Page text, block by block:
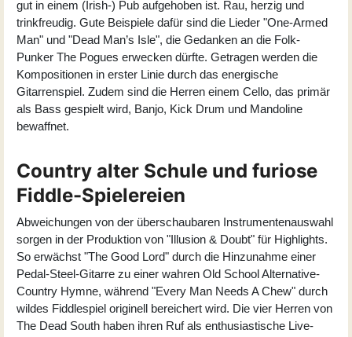
gut in einem (Irish-) Pub aufgehoben ist. Rau, herzig und
trinkfreudig. Gute Beispiele dafür sind die Lieder "One-Armed
Man" und "Dead Man’s Isle", die Gedanken an die Folk-
Punker The Pogues erwecken dürfte. Getragen werden die
Kompositionen in erster Linie durch das energische
Gitarrenspiel. Zudem sind die Herren einem Cello, das primär
als Bass gespielt wird, Banjo, Kick Drum und Mandoline
bewaffnet.
Country alter Schule und furiose
Fiddle-Spielereien
Abweichungen von der überschaubaren Instrumentenauswahl
sorgen in der Produktion von "Illusion & Doubt" für Highlights.
So erwächst "The Good Lord" durch die Hinzunahme einer
Pedal-Steel-Gitarre zu einer wahren Old School Alternative-
Country Hymne, während "Every Man Needs A Chew" durch
wildes Fiddlespiel originell bereichert wird. Die vier Herren von
The Dead South haben ihren Ruf als enthusiastische Live-